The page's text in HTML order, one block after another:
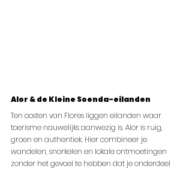
Alor & de Kleine Soenda-eilanden
Ten oosten van Flores liggen eilanden waar
toerisme nauwelijks aanwezig is. Alor is ruig,
groen en authentiek. Hier combineer je
wandelen, snorkelen en lokale ontmoetingen
zonder het gevoel te hebben dat je onderdeel